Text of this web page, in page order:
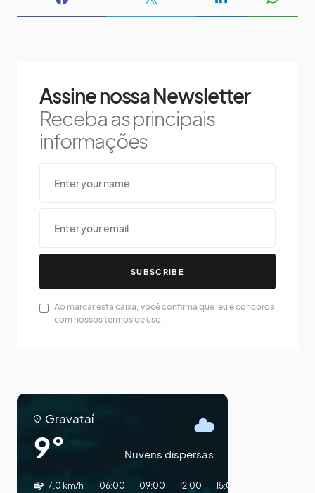
Assine nossa Newsletter
Receba as principais
informações
SUBSCRIBE
Ao marcar esta caixa, você confirma que leu e concorda
com nossos termos de uso.
Gravataí
9° Nuvens dispersas
7.0 km/h
06:00 09:00 12:00 15:00